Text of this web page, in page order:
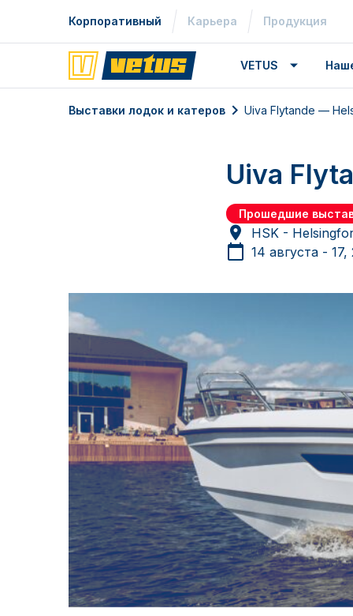
Корпоративный Карьера Продукция
VETUS
Выставки лодок и катеров Uiva Flytande —
Uiva
Прошедшие
HSK -
14 августа - 17,